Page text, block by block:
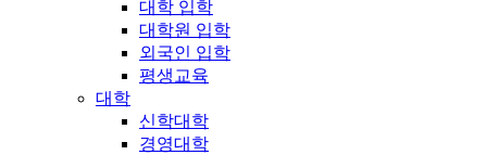
대학 입학
대학원 입학
외국인 입학
평생교육
대학
신학대학
경영대학